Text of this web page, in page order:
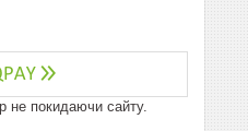
не покидаючи сайту.